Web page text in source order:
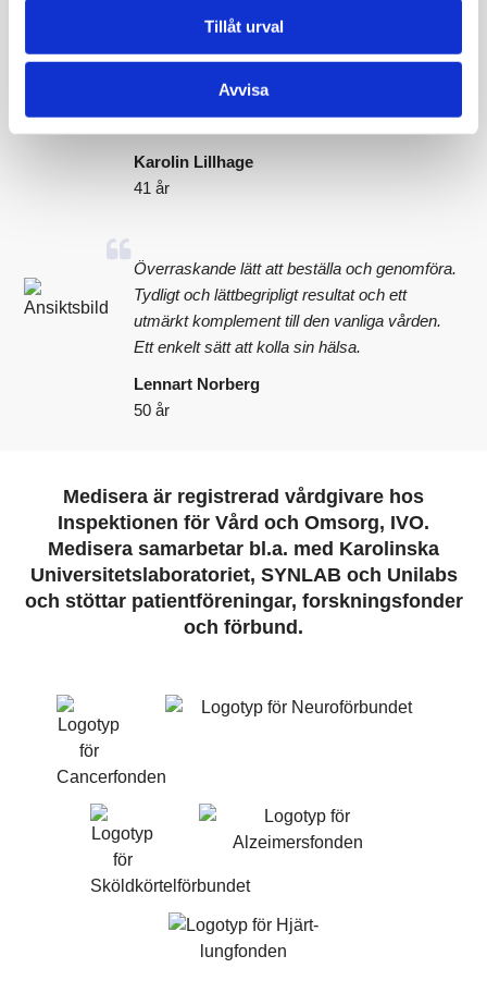
Tillåt urval
Avvisa
nötter. Jag varierar nu min kost och undviker
kommer att kolla upp mina blodvärden igen för
Karolin Lillhage
41 år
Överraskande lätt att beställa och genomföra.
Tydligt och lättbegripligt resultat och ett
utmärkt komplement till den vanliga vården.
Ett enkelt sätt att kolla sin hälsa.
Lennart Norberg
50 år
Medisera är registrerad vårdgivare hos
Inspektionen för Vård och Omsorg, IVO.
Medisera samarbetar bl.a. med Karolinska
Universitetslaboratoriet, SYNLAB och Unilabs
och stöttar patientföreningar, forskningsfonder
och förbund.